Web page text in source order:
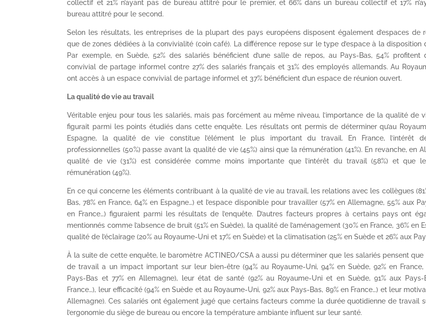
collectif et 21% n’ayant pas de bureau attitré pour le premier, et 66% dans un bureau collectif et 17%
bureau attitré pour le second.
Selon les résultats, les entreprises de la plupart des pays européens disposent également d’espaces de
que de zones dédiées à la convivialité (coin café). La différence repose sur le type d’espace à la disposition
Par exemple, en Suède, 52% des salariés bénéficient d’une salle de repos, au Pays-Bas, 54% profitent
convivial de partage informel contre 27% des salariés français et 31% des employés allemands. Au
ont accès à un espace convivial de partage informel et 37% bénéficient d’un espace de réunion ouvert.
La qualité de vie au travail
Véritable enjeu pour tous les salariés, mais pas forcément au même niveau, l’importance de la qualité de
figurait parmi les points étudiés dans cette enquête. Les résultats ont permis de déterminer qu’au
Espagne, la qualité de vie constitue l’élément le plus important du travail. En France, l’intérêt
professionnelles (50%) passe avant la qualité de vie (45%) ainsi que la rémunération (41%). En revanche, en
qualité de vie (31%) est considérée comme moins importante que l’intérêt du travail (58%) et que
rémunération (49%).
En ce qui concerne les éléments contribuant à la qualité de vie au travail, les relations avec les collègues
Bas, 78% en France, 64% en Espagne…) et l’espace disponible pour travailler (57% en Allemagne, 55% aux
en France…) figuraient parmi les résultats de l’enquête. D’autres facteurs propres à certains pays ont
mentionnés comme l’absence de bruit (51% en Suède), la qualité de l’aménagement (30% en France, 36% en
qualité de l’éclairage (20% au Royaume-Uni et 17% en Suède) et la climatisation (25% en Suède et 26% aux
À la suite de cette enquête, le baromètre ACTINEO/CSA a aussi pu déterminer que les salariés pensent
de travail a un impact important sur leur bien-être (94% au Royaume-Uni, 94% en Suède, 92% en France,
Pays-Bas et 77% en Allemagne), leur état de santé (92% au Royaume-Uni et en Suède, 91% aux Pays-
France…), leur efficacité (94% en Suède et au Royaume-Uni, 92% aux Pays-Bas, 89% en France…) et leur
Allemagne). Ces salariés ont également jugé que certains facteurs comme la durée quotidienne de travail
l’ergonomie du siège de bureau ou encore la température ambiante influent sur leur santé.